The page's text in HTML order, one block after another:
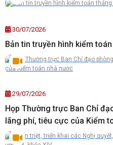
30/07/2026
Bản tin truyền hình kiểm
29/07/2026
Họp Thường trực Ban Chỉ
lãng phí, tiêu cực của Kiểm